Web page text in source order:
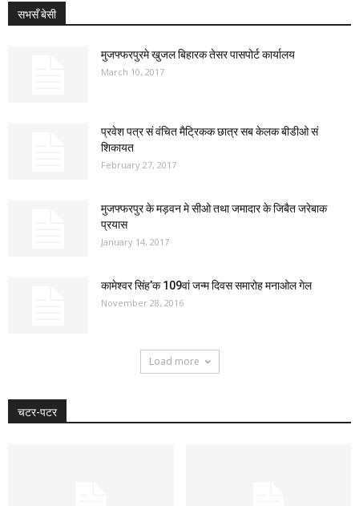
सभसँ बेसी
मुजफ्फरपुरमे खुजल बिहारक तेसर पासपोर्ट कार्यालय
March 10, 2017
प्रवेश पत्र सं वंचित मैट्रिकक छात्र सब केलक बीडीओ सं
शिकायत
February 27, 2017
मुजफ्फरपुर के मड़वन मे सीओ तथा जमादार के जिबैत जरेबाक
प्रयास
January 14, 2017
कामेश्वर सिंह’क 109वां जन्म दिवस समारोह मनाओल गेल
November 28, 2016
Load more
चटर-पटर